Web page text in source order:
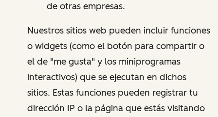
de otras empresas.
Nuestros sitios web pueden incluir funciones
o widgets (como el botón para compartir o
el de "me gusta" y los miniprogramas
interactivos) que se ejecutan en dichos
sitios. Estas funciones pueden registrar tu
dirección IP o la página que estás visitando